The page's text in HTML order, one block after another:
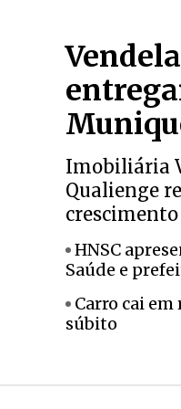
Imobiliária
Qualienge
HNSC
Saúde e
Carro cai
súbito